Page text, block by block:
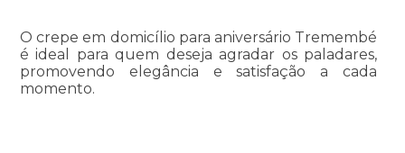
O crepe em domicílio para aniversário Tremembé
é ideal para quem deseja agradar os paladares,
promovendo elegância e satisfação a cada
momento.